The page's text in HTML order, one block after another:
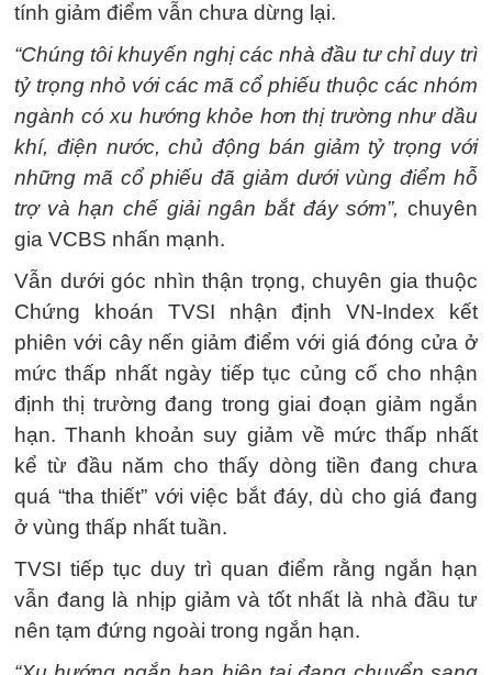
tính giảm điểm vẫn chưa dừng lại.
“Chúng tôi khuyến nghị các nhà đầu tư chỉ duy trì
tỷ trọng nhỏ với các mã cổ phiếu thuộc các nhóm
ngành có xu hướng khỏe hơn thị trường như dầu
khí, điện nước, chủ động bán giảm tỷ trọng với
những mã cổ phiếu đã giảm dưới vùng điểm hỗ
trợ và hạn chế giải ngân bắt đáy sớm”, chuyên
gia VCBS nhấn mạnh.
Vẫn dưới góc nhìn thận trọng, chuyên gia thuộc
Chứng khoán TVSI nhận định VN-Index kết
phiên với cây nến giảm điểm với giá đóng cửa ở
mức thấp nhất ngày tiếp tục củng cố cho nhận
định thị trường đang trong giai đoạn giảm ngắn
hạn. Thanh khoản suy giảm về mức thấp nhất
kể từ đầu năm cho thấy dòng tiền đang chưa
quá “tha thiết” với việc bắt đáy, dù cho giá đang
ở vùng thấp nhất tuần.
TVSI tiếp tục duy trì quan điểm rằng ngắn hạn
vẫn đang là nhịp giảm và tốt nhất là nhà đầu tư
nên tạm đứng ngoài trong ngắn hạn.